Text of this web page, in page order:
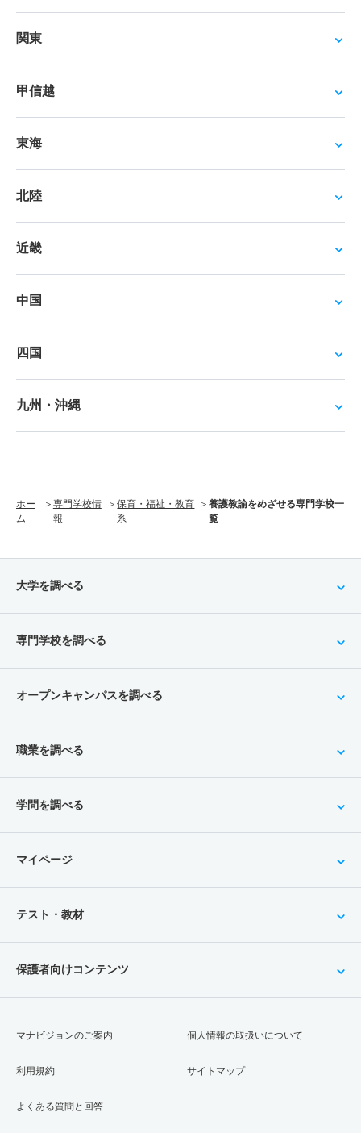
関東
甲信越
東海
北陸
近畿
中国
四国
九州・沖縄
ホー
ム
専門学校情
報
保育・福祉・教育
系
養護教諭をめざせる専門学校一
覧
大学を調べる
専門学校を調べる
オープンキャンパスを調べる
職業を調べる
学問を調べる
マイページ
テスト・教材
保護者向けコンテンツ
マナビジョンのご案内
利用規約
よくある質問と回答
個人情報の取扱いについて
サイトマップ